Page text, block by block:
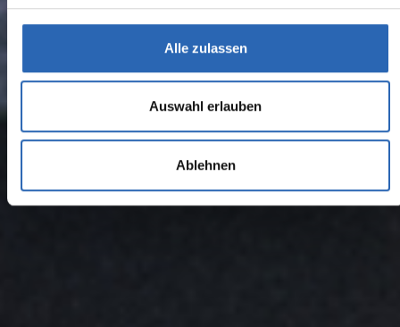
Alle zulassen
Auswahl erlauben
Ablehnen